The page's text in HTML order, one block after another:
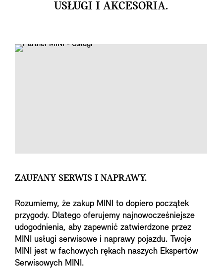
USŁUGI I AKCESORIA.
ZAUFANY SERWIS I NAPRAWY.
Rozumiemy, że zakup MINI to dopiero początek
przygody. Dlatego oferujemy najnowocześniejsze
udogodnienia, aby zapewnić zatwierdzone przez
MINI usługi serwisowe i naprawy pojazdu. Twoje
MINI jest w fachowych rękach naszych Ekspertów
Serwisowych MINI.